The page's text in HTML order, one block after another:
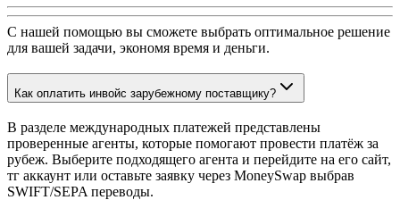
С нашей помощью вы сможете выбрать оптимальное решение
для вашей задачи, экономя время и деньги.
Как оплатить инвойс зарубежному поставщику?
В разделе международных платежей представлены
проверенные агенты, которые помогают провести платёж за
рубеж. Выберите подходящего агента и перейдите на его сайт,
тг аккаунт или оставьте заявку через MoneySwap выбрав
SWIFT/SEPA переводы.